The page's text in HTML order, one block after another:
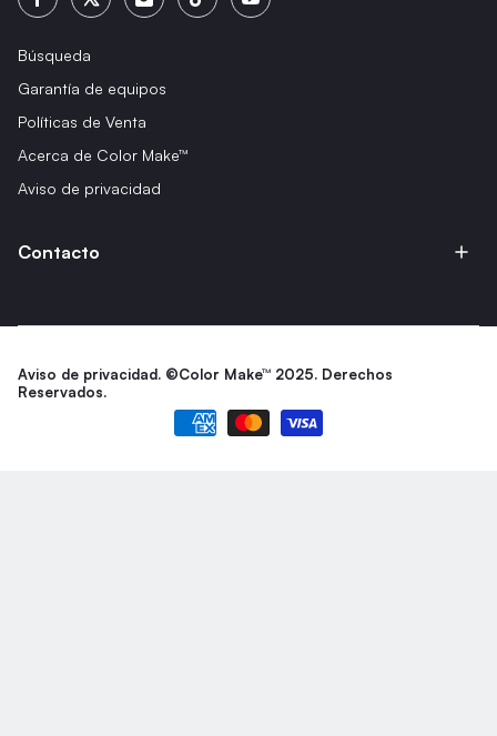
Búsqueda
Garantía de equipos
Políticas de Venta
Acerca de Color Make™
Aviso de privacidad
Contacto
Aviso de privacidad. ©Color Make™ 2025. Derechos
Reservados.
Formas de pago